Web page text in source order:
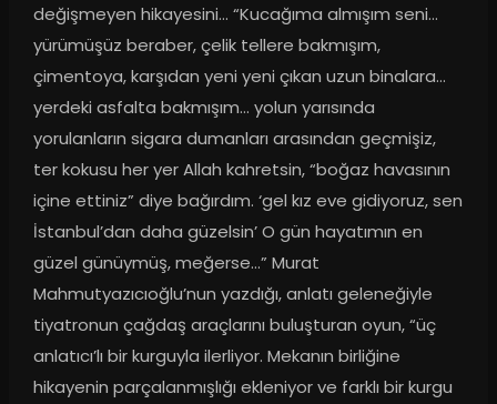
değişmeyen hikayesini… “Kucağıma almışım seni…
yürümüşüz beraber, çelik tellere bakmışım,
çimentoya, karşıdan yeni yeni çıkan uzun binalara…
yerdeki asfalta bakmışım… yolun yarısında
yorulanların sigara dumanları arasından geçmişiz,
ter kokusu her yer Allah kahretsin, “boğaz havasının
içine ettiniz” diye bağırdım. ‘gel kız eve gidiyoruz, sen
İstanbul’dan daha güzelsin’ O gün hayatımın en
güzel günüymüş, meğerse…” Murat
Mahmutyazıcıoğlu’nun yazdığı, anlatı geleneğiyle
tiyatronun çağdaş araçlarını buluşturan oyun, “üç
anlatıcı’lı bir kurguyla ilerliyor. Mekanın birliğine
hikayenin parçalanmışlığı ekleniyor ve farklı bir kurgu